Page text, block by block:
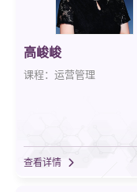
高峻峻
课程：运营管理
查看详情